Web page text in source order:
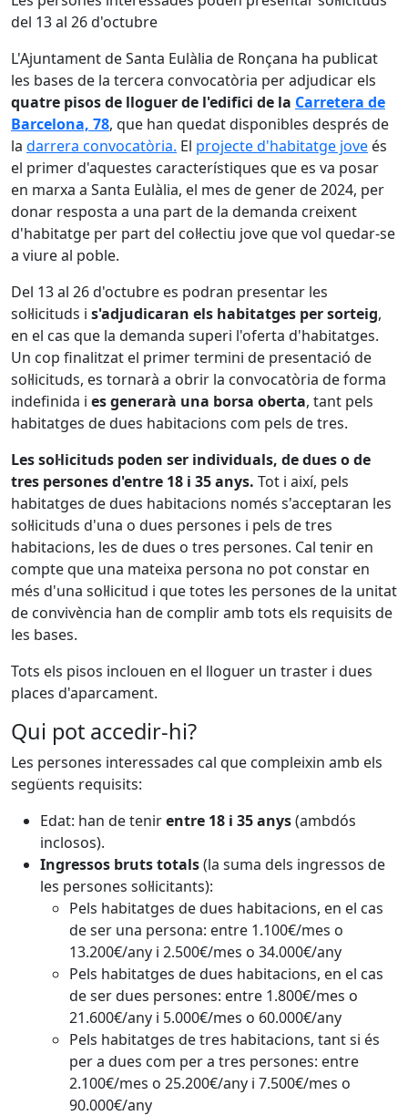
del 13 al 26 d'octubre
L'Ajuntament de Santa Eulàlia de Ronçana ha publicat
les bases de la tercera convocatòria per adjudicar els
quatre pisos de lloguer de l'edifici de la Carretera de
Barcelona, 78, que han quedat disponibles després de
la darrera convocatòria. El projecte d'habitatge jove és
el primer d'aquestes característiques que es va posar
en marxa a Santa Eulàlia, el mes de gener de 2024, per
donar resposta a una part de la demanda creixent
d'habitatge per part del col·lectiu jove que vol quedar-se
a viure al poble.
Del 13 al 26 d'octubre es podran presentar les
sol·licituds i s'adjudicaran els habitatges per sorteig,
en el cas que la demanda superi l'oferta d'habitatges.
Un cop finalitzat el primer termini de presentació de
sol·licituds, es tornarà a obrir la convocatòria de forma
indefinida i es generarà una borsa oberta, tant pels
habitatges de dues habitacions com pels de tres.
Les sol·licituds poden ser individuals, de dues o de
tres persones d'entre 18 i 35 anys. Tot i així, pels
habitatges de dues habitacions només s'acceptaran les
sol·licituds d'una o dues persones i pels de tres
habitacions, les de dues o tres persones. Cal tenir en
compte que una mateixa persona no pot constar en
més d'una sol·licitud i que totes les persones de la unitat
de convivència han de complir amb tots els requisits de
les bases.
Tots els pisos inclouen en el lloguer un traster i dues
places d'aparcament.
Qui pot accedir-hi?
Les persones interessades cal que compleixin amb els
següents requisits:
Edat: han de tenirentre 18 i 35 anys(ambdós
inclosos).
Ingressos bruts totals(la suma dels ingressos de
les persones sol·licitants):
Pels habitatges de dues habitacions, en el cas
de ser una persona: entre 1.100€/mes o
13.200€/any i 2.500€/mes o 34.000€/any
Pels habitatges de dues habitacions, en el cas
de ser dues persones: entre 1.800€/mes o
21.600€/any i 5.000€/mes o 60.000€/any
Pels habitatges de tres habitacions, tant si és
per a dues com per a tres persones: entre
2.100€/mes o 25.200€/any i 7.500€/mes o
90.000€/any